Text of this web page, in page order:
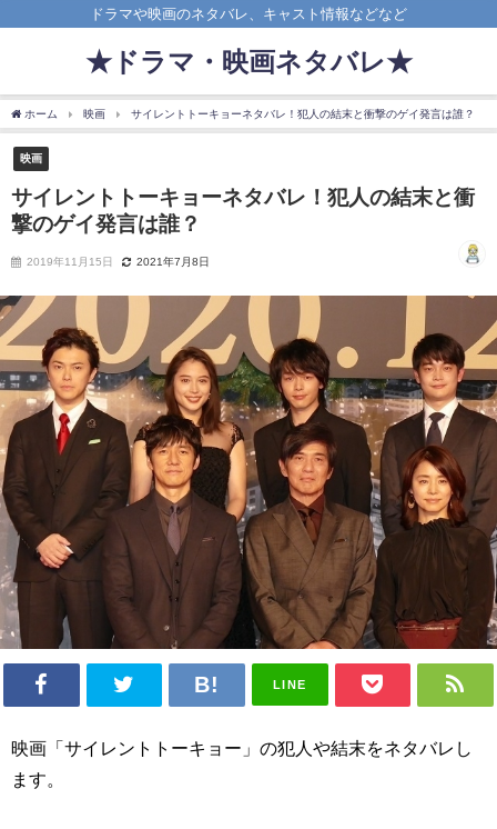
ドラマや映画のネタバレ、キャスト情報などなど
★ドラマ・映画ネタバレ★
ホーム 映画 サイレントトーキョーネタバレ！犯人の結末と衝撃のゲイ発言は誰？
映画
サイレントトーキョーネタバレ！犯人の結末と衝
撃のゲイ発言は誰？
2019年11月15日 2021年7月8日
LINE
映画「サイレントトーキョー」の犯人や結末をネタバレし
ます。